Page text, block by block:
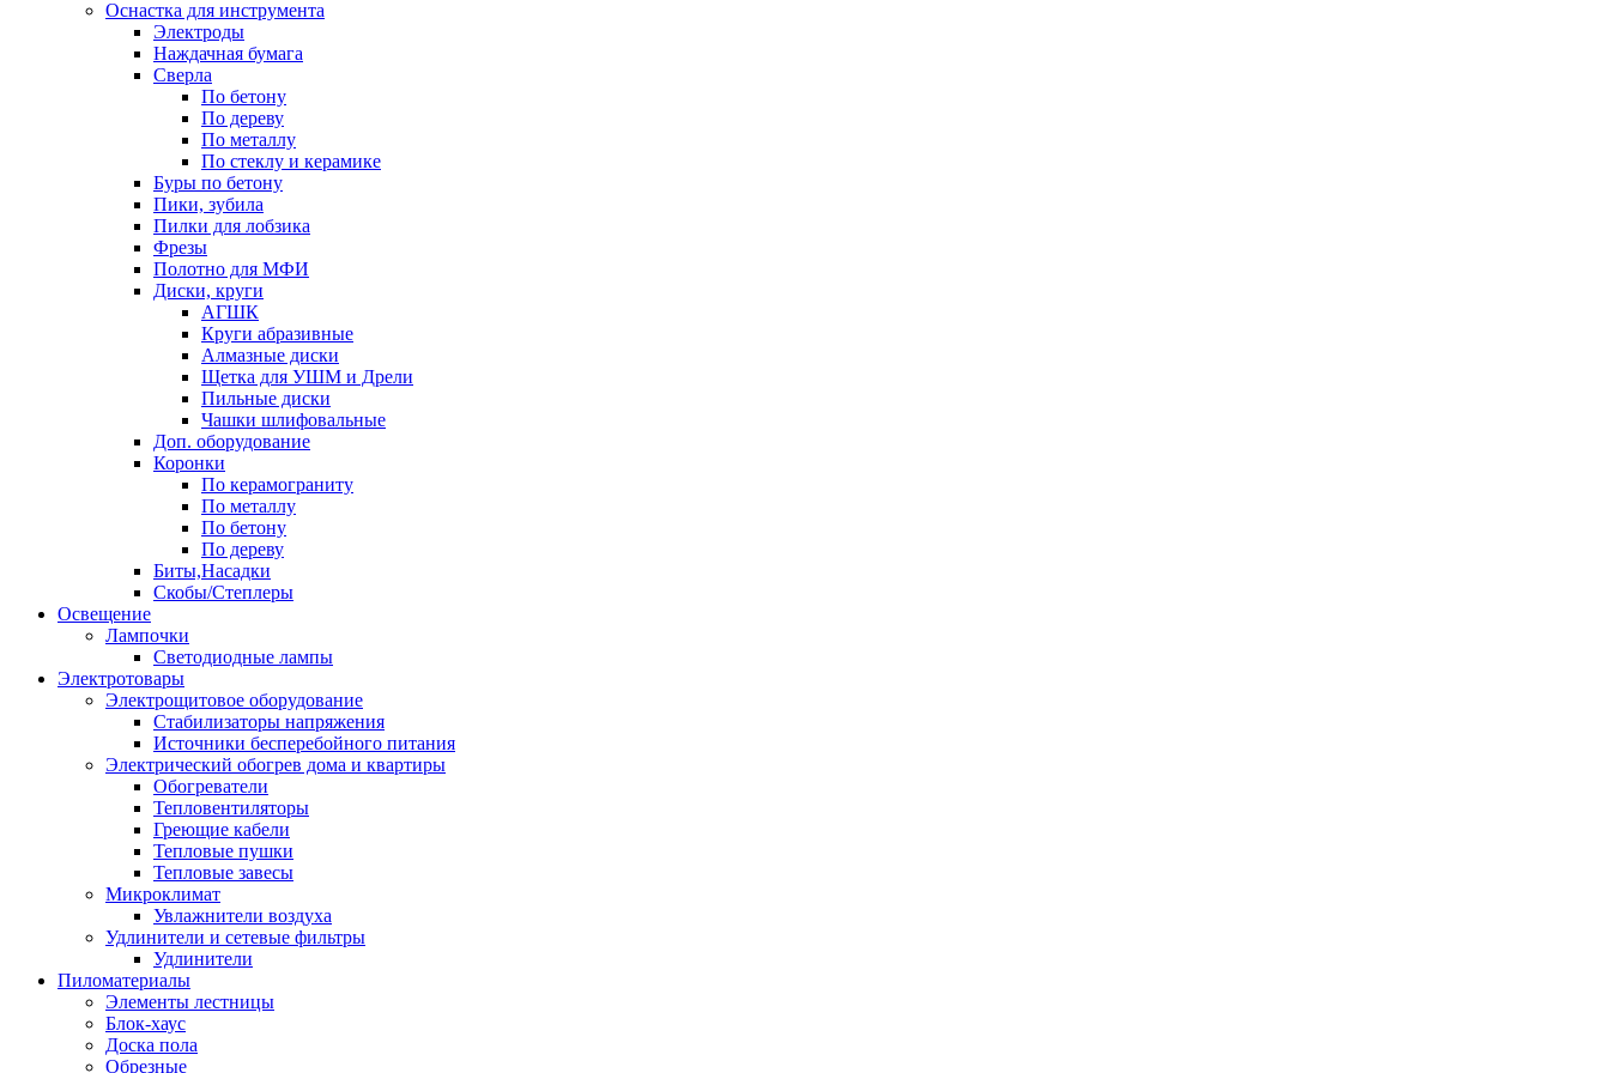
Оснастка для инструмента
Электроды
Наждачная бумага
Сверла
По бетону
По дереву
По металлу
По стеклу и керамике
Буры по бетону
Пики, зубила
Пилки для лобзика
Фрезы
Полотно для МФИ
Диски, круги
АГШК
Круги абразивные
Алмазные диски
Щетка для УШМ и Дрели
Пильные диски
Чашки шлифовальные
Доп. оборудование
Коронки
По керамограниту
По металлу
По бетону
По дереву
Биты,Насадки
Скобы/Степлеры
Освещение
Лампочки
Светодиодные лампы
Электротовары
Электрощитовое оборудование
Стабилизаторы напряжения
Источники бесперебойного питания
Электрический обогрев дома и квартиры
Обогреватели
Тепловентиляторы
Греющие кабели
Тепловые пушки
Тепловые завесы
Микроклимат
Увлажнители воздуха
Удлинители и сетевые фильтры
Удлинители
Пиломатериалы
Элементы лестницы
Блок-хаус
Доска пола
Обрезные